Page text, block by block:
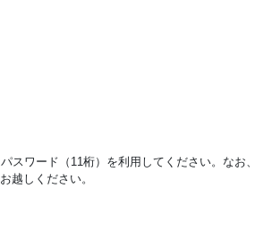
スワード（11桁）を利用してください。なお
越しください。